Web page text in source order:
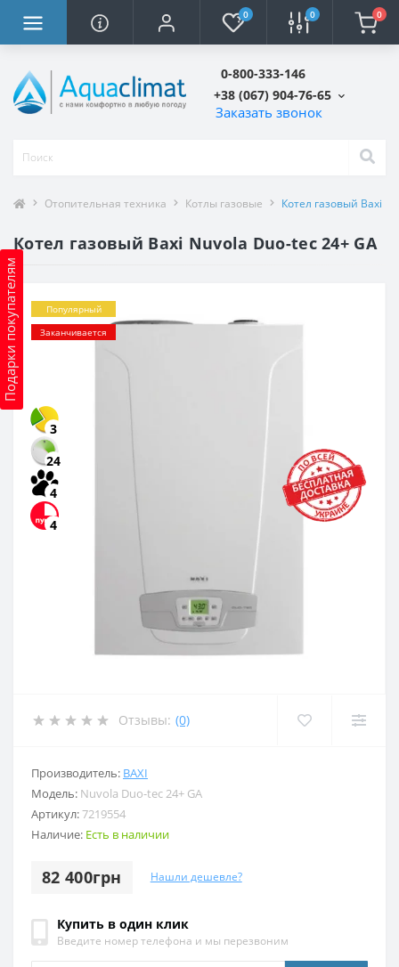
0 0 0
0-800-333-146
+38 (067) 904-76-65
Заказать звонок
Подарки покупателям
Отопительная техника Котлы газовые Котел газовый Baxi
Котел газовый Baxi Nuvola Duo-tec 24+ GA
Популярный
Заканчивается
3
24
4
4
Отзывы: (0)
Производитель: BAXI
Модель: Nuvola Duo-tec 24+ GA
Артикул:7219554
Наличие: Есть в наличии
82 400грн Нашли дешевле?
Купить в один клик
Введите номер телефона и мы перезвоним